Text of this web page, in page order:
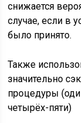
снижается
случае, если в
было принято.
Также
значительно
процедуры
четырёх-пяти)